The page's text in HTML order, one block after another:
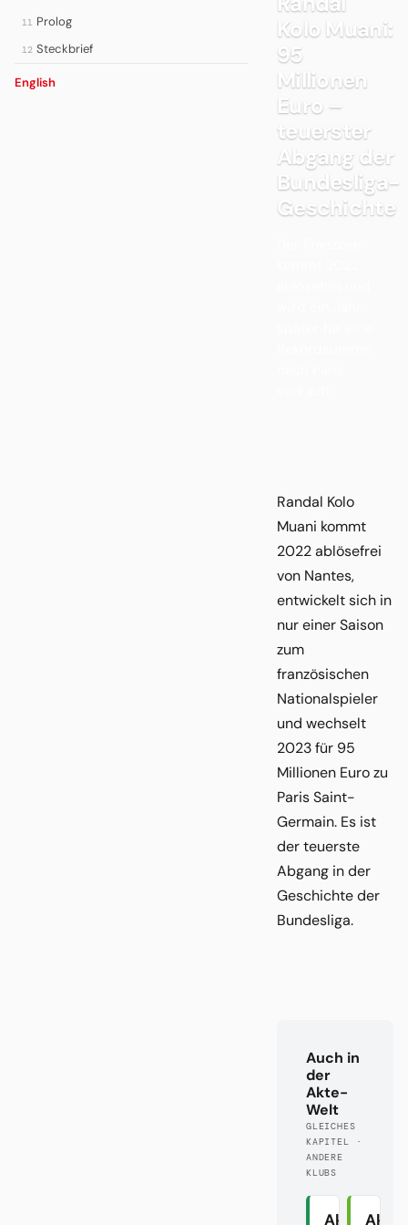
11 Prolog
12 Steckbrief
English
Kolo Muani:
95
Millionen
Euro –
teuerster
Abgang der
Bundesliga-
Geschichte
Randal Kolo
Muani kommt
2022 ablösefrei
von Nantes,
entwickelt sich in
nur einer Saison
zum
französischen
Nationalspieler
und wechselt
2023 für 95
Millionen Euro zu
Paris Saint-
Germain. Es ist
der teuerste
Abgang in der
Geschichte der
Bundesliga.
Auch in
der
Akte-
Welt
GLEICHES
KAPITEL ·
ANDERE
KLUBS
Akte
Akte